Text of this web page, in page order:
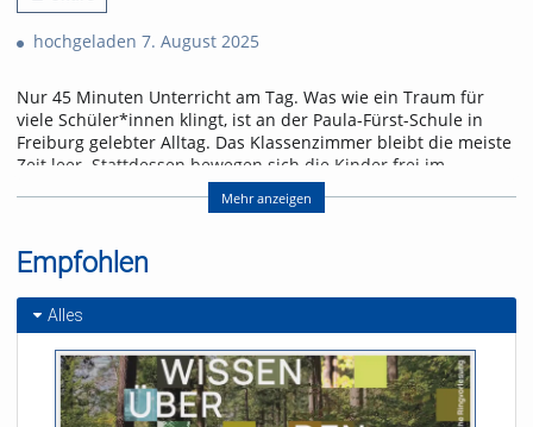
hochgeladen 7. August 2025
Nur 45 Minuten Unterricht am Tag. Was wie ein Traum für
viele Schüler*innen klingt, ist an der Paula-Fürst-Schule in
Freiburg gelebter Alltag. Das Klassenzimmer bleibt die meiste
Zeit leer. Stattdessen bewegen sich die Kinder frei im
Schulgebäude und entscheiden selbst, wo, wie und mit wem
Unter Trägerschaft des Jugendhilfswerks können Kinder und
Jugendliche an der Paula-Fürst-Schule vom ersten Schultag
Gemeinschaftsschule und der dreijährigen gymnasialen
Oberstufe. Alternative Leistungsrückmeldungen, ein
Lernatelier für Freiarbeit und wöchentliche Coaching-
Gespräche gehören zum Konzept. Auch das Schulgebäude
wurde baulich umgestaltet. uniCROSS hat zwei
Mehr anzeigen
Empfohlen
Alles